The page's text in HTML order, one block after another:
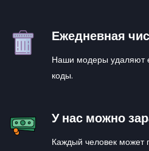
Ежедневная
Наши модеры удаляют
коды.
У нас можно
Каждый человек может